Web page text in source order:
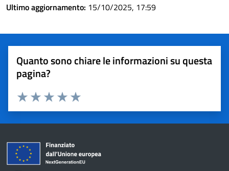
Ultimo aggiornamento: 15/10/2025, 17:59
Quanto sono chiare le informazioni su questa
pagina?
Valuta 5 stelle su 5
Valuta 4 stelle su 5
Valuta 3 stelle su 5
Valuta 2 stelle su 5
Valuta 1 stelle su 5